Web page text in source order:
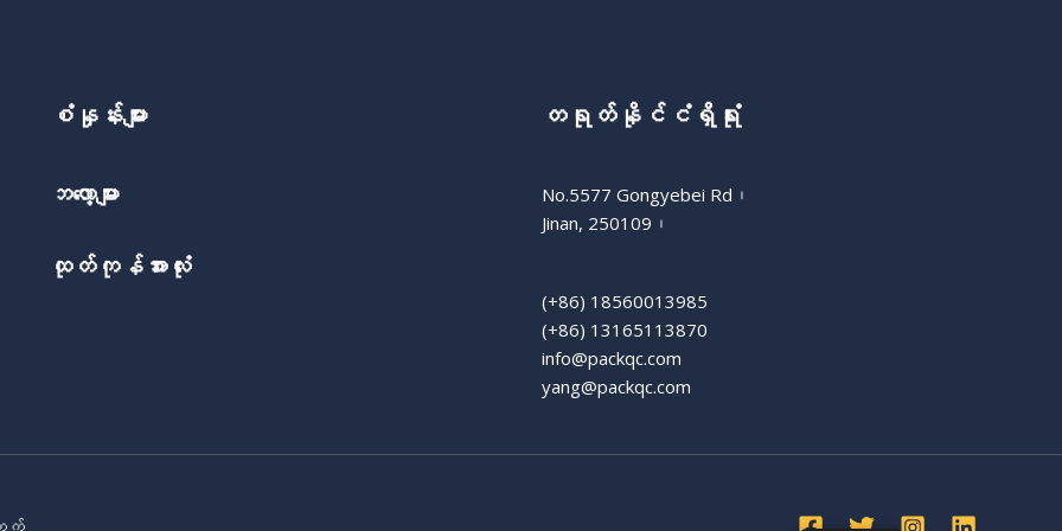
စံနှုန်းများ
ဘလော့များ
ထုတ်ကုန်အားလုံး
တရုတ်နိုင်ငံရှိရုံး
No.5577 Gongyebei Rd၊
Jinan, 250109၊
(+86) 18560013985
(+86) 13165113870
info@packqc.com
yang@packqc.com
.